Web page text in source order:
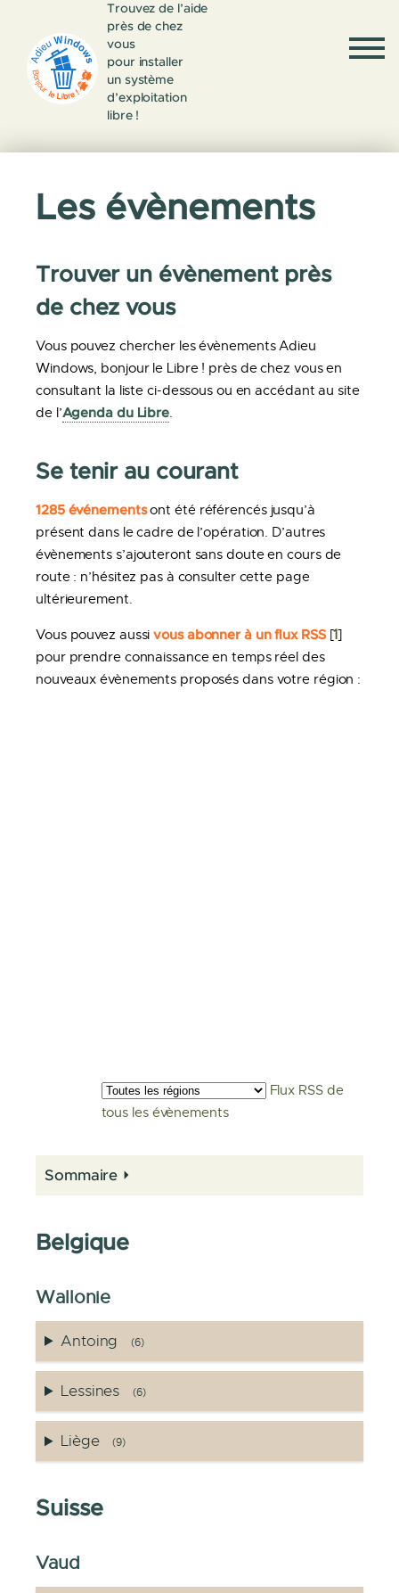
Trouvez de l’aide
près de chez
vous
pour installer
un système
d’exploitation
libre !
Les évènements
Trouver un évènement près
de chez vous
Vous pouvez chercher les évènements Adieu
Windows, bonjour le Libre ! près de chez vous en
consultant la liste ci-dessous ou en accédant au site
de l’Agenda du Libre.
Se tenir au courant
1285 événementsont été référencés jusqu’à
présent dans le cadre de l’opération. D’autres
évènements s’ajouteront sans doute en cours de
route : n’hésitez pas à consulter cette page
ultérieurement.
Vous pouvez aussivous abonner à un flux RSS[1]
pour prendre connaissance en temps réel des
nouveaux évènements proposés dans votre région :
Flux RSS de
tous les évènements
Sommaire
Belgique
Wallonie
Antoing (6)
Lessines (6)
Liège (9)
Suisse
Vaud